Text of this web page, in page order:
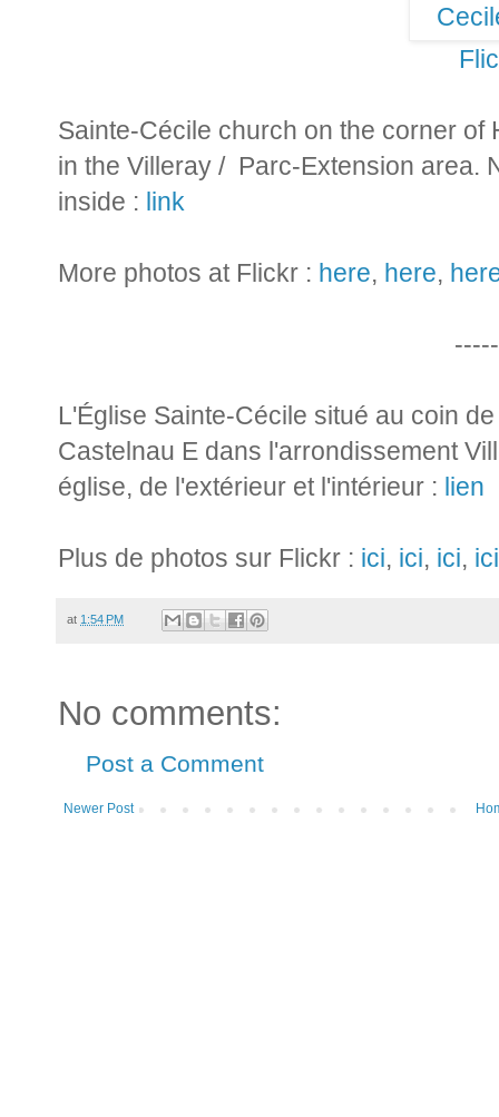
Sainte-Cécile church on the corner
in the Villeray­ / Parc-Extension area.
inside : link
More photos at Flickr : here, here,
L'Église Sainte-Cécile situé au coin
Castelnau E dans l'arrondissement
église, de l'extérieur et l'intérieur : lien
Plus de photos sur Flickr : ici, ici, ici, ici
at 1:54 PM
No comments:
Post a Comment
Newer Post